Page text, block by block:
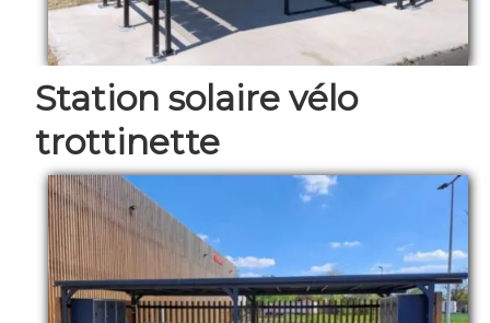
Station solaire vélo
trottinette